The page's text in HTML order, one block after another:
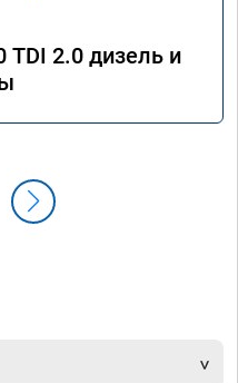
TDI 2.0 дизель и